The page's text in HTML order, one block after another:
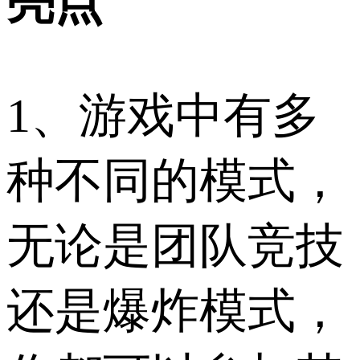
1、游戏中有多
种不同的模式，
无论是团队竞技
还是爆炸模式，